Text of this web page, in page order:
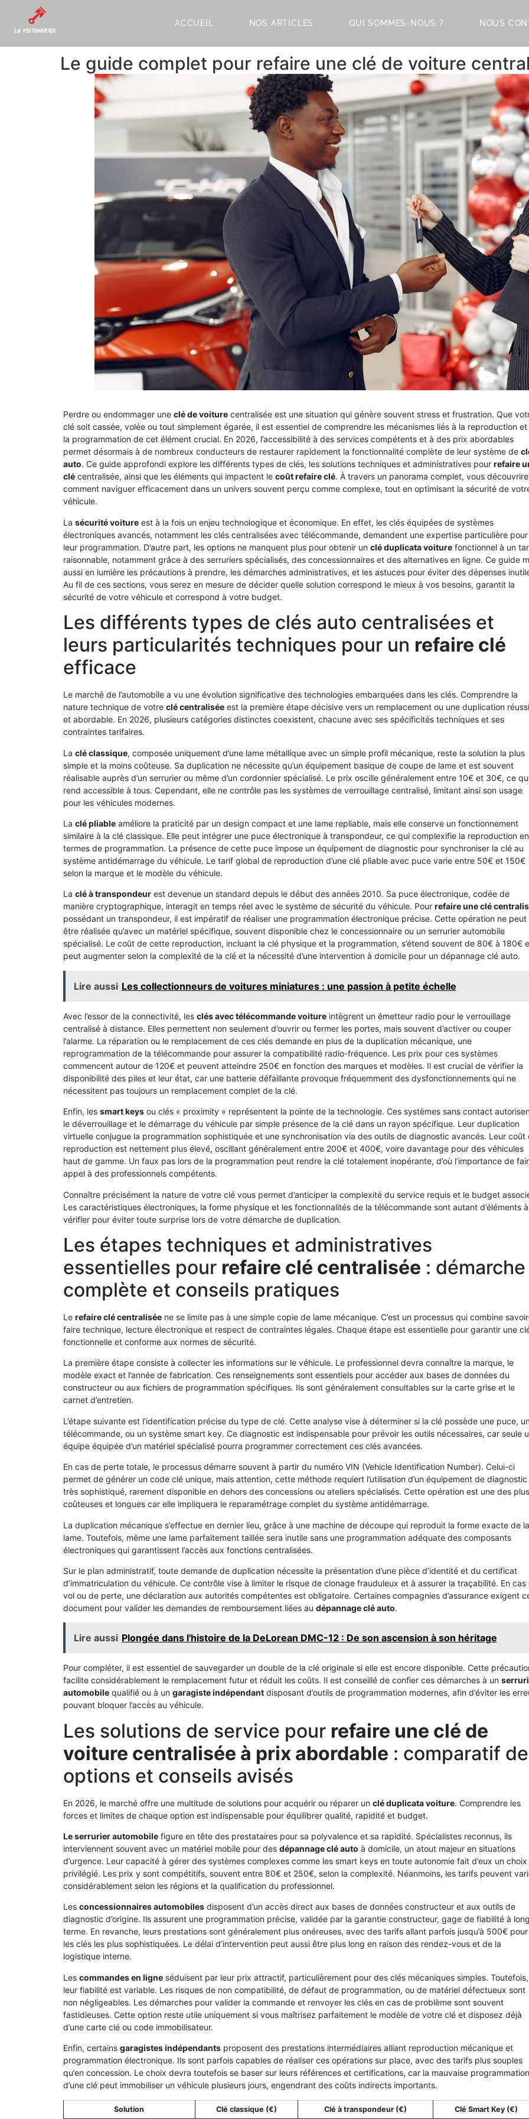
ACCUEIL NOS ARTICLES QUI SOMMES-NOUS ? NOUS
Le guide complet pour refaire une clé de voiture
Perdre ou endommager une clé de voiturecentralisée est une situation qui génère souvent stress et frustration. Que
clé soit cassée, volée ou tout simplement égarée, il est essentiel de comprendre les mécanismes liés à la reproduction et
la programmation de cet élément crucial. En 2026, l’accessibilité à des services compétents et à des prix abordables
permet désormais à de nombreux conducteurs de restaurer rapidement la fonctionnalité complète de leur système de
auto. Ce guide approfondi explore les différents types de clés, les solutions techniques et administratives pour refaire
clécentralisée, ainsi que les éléments qui impactent le coût refaire clé. À travers un panorama complet, vous
comment naviguer efficacement dans un univers souvent perçu comme complexe, tout en optimisant la sécurité de
véhicule.
La sécurité voitureest à la fois un enjeu technologique et économique. En effet, les clés équipées de systèmes
électroniques avancés, notamment les clés centralisées avec télécommande, demandent une expertise particulière pour
leur programmation. D’autre part, les options ne manquent plus pour obtenir un clé duplicata voiturefonctionnel à un
raisonnable, notamment grâce à des serruriers spécialisés, des concessionnaires et des alternatives en ligne. Ce guide
aussi en lumière les précautions à prendre, les démarches administratives, et les astuces pour éviter des dépenses
Au fil de ces sections, vous serez en mesure de décider quelle solution correspond le mieux à vos besoins, garantit la
sécurité de votre véhicule et correspond à votre budget.
Les différents types de clés auto centralisées et
leurs particularités techniques pour un refaire clé
efficace
Le marché de l’automobile a vu une évolution significative des technologies embarquées dans les clés. Comprendre la
nature technique de votre clé centraliséeest la première étape décisive vers un remplacement ou une duplication
et abordable. En 2026, plusieurs catégories distinctes coexistent, chacune avec ses spécificités techniques et ses
contraintes tarifaires.
La clé classique, composée uniquement d’une lame métallique avec un simple profil mécanique, reste la solution la plus
simple et la moins coûteuse. Sa duplication ne nécessite qu’un équipement basique de coupe de lame et est souvent
réalisable auprès d’un serrurier ou même d’un cordonnier spécialisé. Le prix oscille généralement entre 10€ et 30€, ce
rend accessible à tous. Cependant, elle ne contrôle pas les systèmes de verrouillage centralisé, limitant ainsi son usage
pour les véhicules modernes.
La clé pliableaméliore la praticité par un design compact et une lame repliable, mais elle conserve un fonctionnement
similaire à la clé classique. Elle peut intégrer une puce électronique à transpondeur, ce qui complexifie la reproduction en
termes de programmation. La présence de cette puce impose un équipement de diagnostic pour synchroniser la clé au
système antidémarrage du véhicule. Le tarif global de reproduction d’une clé pliable avec puce varie entre 50€ et 150€
selon la marque et le modèle du véhicule.
La clé à transpondeurest devenue un standard depuis le début des années 2010. Sa puce électronique, codée de
manière cryptographique, interagit en temps réel avec le système de sécurité du véhicule. Pour refaire une clé
possédant un transpondeur, il est impératif de réaliser une programmation électronique précise. Cette opération ne peut
être réalisée qu’avec un matériel spécifique, souvent disponible chez le concessionnaire ou un serrurier automobile
spécialisé. Le coût de cette reproduction, incluant la clé physique et la programmation, s’étend souvent de 80€ à 180€
peut augmenter selon la complexité de la clé et la nécessité d’une intervention à domicile pour un dépannage clé auto.
Lire aussi Les collectionneurs de voitures miniatures : une passion à petite échelle
Avec l’essor de la connectivité, les clés avec télécommande voitureintègrent un émetteur radio pour le verrouillage
centralisé à distance. Elles permettent non seulement d’ouvrir ou fermer les portes, mais souvent d’activer ou couper
l’alarme. La réparation ou le remplacement de ces clés demande en plus de la duplication mécanique, une
reprogrammation de la télécommande pour assurer la compatibilité radio-fréquence. Les prix pour ces systèmes
commencent autour de 120€ et peuvent atteindre 250€ en fonction des marques et modèles. Il est crucial de vérifier la
disponibilité des piles et leur état, car une batterie défaillante provoque fréquemment des dysfonctionnements qui ne
nécessitent pas toujours un remplacement complet de la clé.
Enfin, les smart keysou clés « proximity » représentent la pointe de la technologie. Ces systèmes sans contact
le déverrouillage et le démarrage du véhicule par simple présence de la clé dans un rayon spécifique. Leur duplication
virtuelle conjugue la programmation sophistiquée et une synchronisation via des outils de diagnostic avancés. Leur coût
reproduction est nettement plus élevé, oscillant généralement entre 200€ et 400€, voire davantage pour des véhicules
haut de gamme. Un faux pas lors de la programmation peut rendre la clé totalement inopérante, d’où l’importance de
appel à des professionnels compétents.
Connaître précisément la nature de votre clé vous permet d’anticiper la complexité du service requis et le budget
Les caractéristiques électroniques, la forme physique et les fonctionnalités de la télécommande sont autant d’éléments à
vérifier pour éviter toute surprise lors de votre démarche de duplication.
Les étapes techniques et administratives
essentielles pour refaire clé centralisée : démarche
complète et conseils pratiques
Le refaire clé centraliséene se limite pas à une simple copie de lame mécanique. C’est un processus qui combine
faire technique, lecture électronique et respect de contraintes légales. Chaque étape est essentielle pour garantir une
fonctionnelle et conforme aux normes de sécurité.
La première étape consiste à collecter les informations sur le véhicule. Le professionnel devra connaître la marque, le
modèle exact et l’année de fabrication. Ces renseignements sont essentiels pour accéder aux bases de données du
constructeur ou aux fichiers de programmation spécifiques. Ils sont généralement consultables sur la carte grise et le
carnet d’entretien.
L’étape suivante est l’identification précise du type de clé. Cette analyse vise à déterminer si la clé possède une puce,
télécommande, ou un système smart key. Ce diagnostic est indispensable pour prévoir les outils nécessaires, car seule
équipe équipée d’un matériel spécialisé pourra programmer correctement ces clés avancées.
En cas de perte totale, le processus démarre souvent à partir du numéro VIN (Vehicle Identification Number). Celui-ci
permet de générer un code clé unique, mais attention, cette méthode requiert l’utilisation d’un équipement de diagnostic
très sophistiqué, rarement disponible en dehors des concessions ou ateliers spécialisés. Cette opération est une des plus
coûteuses et longues car elle impliquera le reparamétrage complet du système antidémarrage.
La duplication mécanique s’effectue en dernier lieu, grâce à une machine de découpe qui reproduit la forme exacte de la
lame. Toutefois, même une lame parfaitement taillée sera inutile sans une programmation adéquate des composants
électroniques qui garantissent l’accès aux fonctions centralisées.
Sur le plan administratif, toute demande de duplication nécessite la présentation d’une pièce d’identité et du certificat
d’immatriculation du véhicule. Ce contrôle vise à limiter le risque de clonage frauduleux et à assurer la traçabilité. En cas
vol ou de perte, une déclaration aux autorités compétentes est obligatoire. Certaines compagnies d’assurance exigent
document pour valider les demandes de remboursement liées au dépannage clé auto.
Lire aussi Plongée dans l'histoire de la DeLorean DMC-12 : De son ascension à son héritage
Pour compléter, il est essentiel de sauvegarder un double de la clé originale si elle est encore disponible. Cette
facilite considérablement le remplacement futur et réduit les coûts. Il est conseillé de confier ces démarches à un
automobilequalifié ou à un garagiste indépendantdisposant d’outils de programmation modernes, afin d’éviter les
pouvant bloquer l’accès au véhicule.
Les solutions de service pour refaire une clé de
voiture centralisée à prix abordable : comparatif
options et conseils avisés
En 2026, le marché offre une multitude de solutions pour acquérir ou réparer un clé duplicata voiture. Comprendre les
forces et limites de chaque option est indispensable pour équilibrer qualité, rapidité et budget.
Le serrurier automobilefigure en tête des prestataires pour sa polyvalence et sa rapidité. Spécialistes reconnus, ils
interviennent souvent avec un matériel mobile pour des dépannage clé auto à domicile, un atout majeur en situations
d’urgence. Leur capacité à gérer des systèmes complexes comme les smart keys en toute autonomie fait d’eux un choix
privilégié. Les prix y sont compétitifs, souvent entre 80€ et 250€, selon la complexité. Néanmoins, les tarifs peuvent
considérablement selon les régions et la qualification du professionnel.
Les concessionnaires automobilesdisposent d’un accès direct aux bases de données constructeur et aux outils de
diagnostic d’origine. Ils assurent une programmation précise, validée par la garantie constructeur, gage de fiabilité à long
terme. En revanche, leurs prestations sont généralement plus onéreuses, avec des tarifs allant parfois jusqu’à 500€ pour
les clés les plus sophistiquées. Le délai d’intervention peut aussi être plus long en raison des rendez-vous et de la
logistique interne.
Les commandes en ligneséduisent par leur prix attractif, particulièrement pour des clés mécaniques simples. Toutefois,
leur fiabilité est variable. Les risques de non compatibilité, de défaut de programmation, ou de matériel défectueux sont
non négligeables. Les démarches pour valider la commande et renvoyer les clés en cas de problème sont souvent
fastidieuses. Cette option reste utile uniquement si vous maîtrisez parfaitement le modèle de votre clé et disposez déjà
d’une carte clé ou code immobilisateur.
Enfin, certains garagistes indépendantsproposent des prestations intermédiaires alliant reproduction mécanique et
programmation électronique. Ils sont parfois capables de réaliser ces opérations sur place, avec des tarifs plus souples
qu’en concession. Le choix devra toutefois se baser sur leurs références et certifications, car la mauvaise programmation
d’une clé peut immobiliser un véhicule plusieurs jours, engendrant des coûts indirects importants.
Solution Clé classique (€) Clé à transpondeur (€) Clé Smart Key (€)